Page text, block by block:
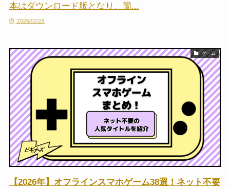
本はダウンロード版となり、簡...
2026/02/26
ゲーム
【2026年】オフラインスマホゲーム38選！ネット不要